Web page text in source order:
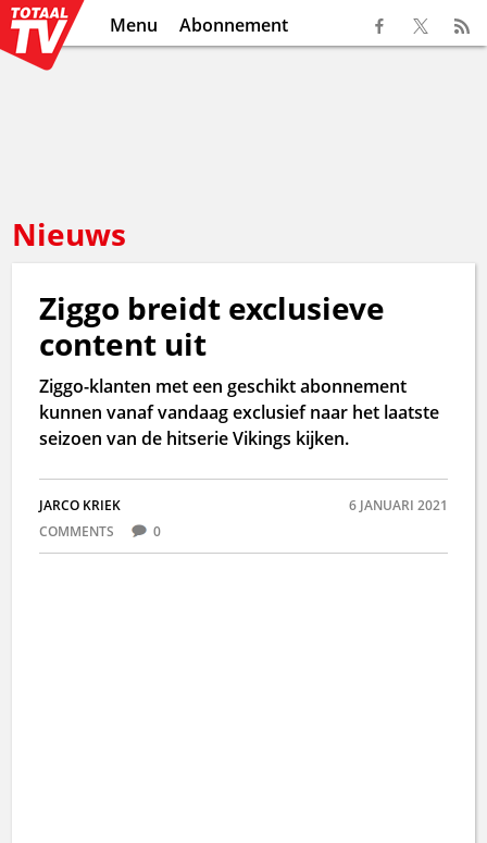
Menu Abonnement
Nieuws
Ziggo breidt exclusieve
content uit
Ziggo-klanten met een geschikt abonnement
kunnen vanaf vandaag exclusief naar het laatste
seizoen van de hitserie Vikings kijken.
JARCO KRIEK
6 JANUARI 2021
COMMENTS
0